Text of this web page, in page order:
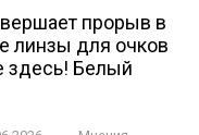
прорыв в
линзы для очков
здесь! Белый